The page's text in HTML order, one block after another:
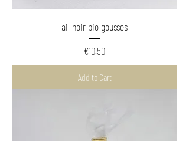
ail noir bio gousses
Price
€10.50
Add to Cart